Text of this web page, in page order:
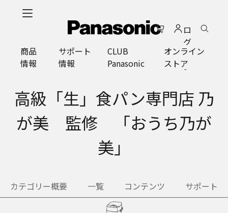
ロ
グ
イ
ン
商品
情報
サポート
情報
CLUB
Panasonic
オンライン
ストア
高級「生」食パン専門店 乃
が美 監修 「おうち乃が
美」
カテゴリー概要 一覧 コンテンツ サポート